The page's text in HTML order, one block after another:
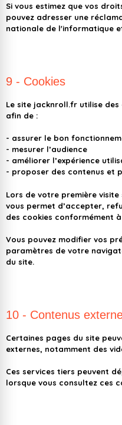
Si vous estimez que vos
pouvez adresser une
nationale de l'informatique
9 - Cookies
Le site jacknroll.fr utilise
afin de :
- assurer le bon
- mesurer l’audience
- améliorer l’expérience
- proposer des contenus et
Lors de votre première
vous permet d’accepter,
des cookies conformément
Vous pouvez modifier vos
paramètres de votre
du site.
10 - Contenus
Certaines pages du site
externes, notamment des
Ces services tiers peuvent
lorsque vous consultez ces